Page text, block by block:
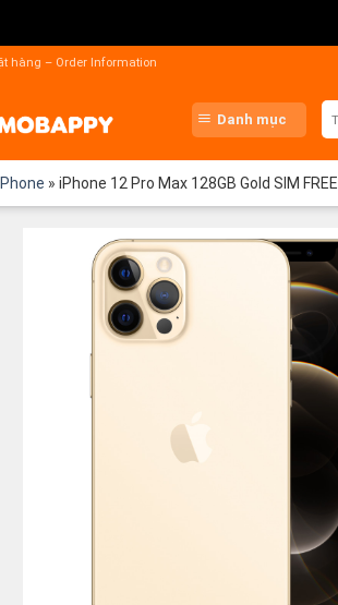
hàng – Order Information
Danh mục
» iPhone 12 Pro Max 128GB Gold SIM FREE